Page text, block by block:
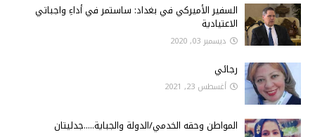
السفير الأميركي في بغداد: ساستمر في أداءِ واجباتي
الاعتيادية
ديسمبر 03, 2020
رجائي
أغسطس 23, 2021
المواطن وحقه الخدمي/الدولة والجباية.....جدليتان